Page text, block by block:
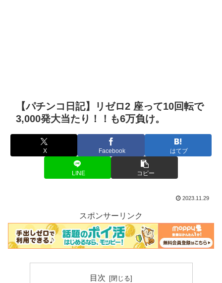
【パチンコ日記】リゼロ2 座って10回転で
3,000発大当たり！！も6万負け。
X Facebook はてブ
LINE コピー
2023.11.29
スポンサーリンク
目次